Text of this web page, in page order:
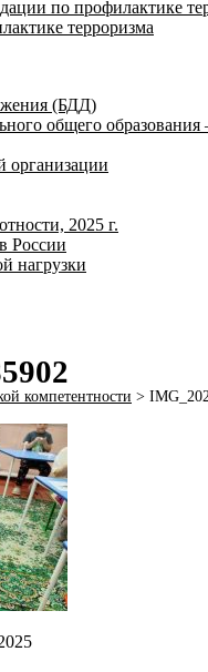
по профилактике
терроризма
(БДД)
общего
организации
2025 г.
России
нагрузки
компетентности >